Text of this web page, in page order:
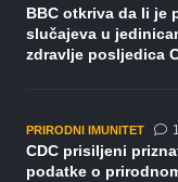
BBC otkriva da li je
slučajeva u
zdravlje posljedica
PRIRODNI IMUNITET
CDC prisiljeni
podatke o